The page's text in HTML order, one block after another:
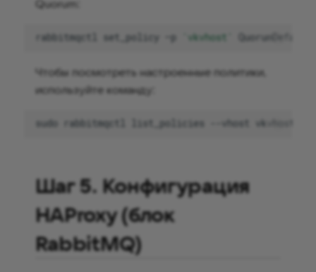
Quorum:
rabbitmqctl set_policy –p 'vkvhost' QuorumDefault
Чтобы посмотреть настроенные политики,
используйте команду:
sudo rabbitmqctl list_policies --vhost
Шаг 5. Конфигурация
HAProxy (блок
RabbitMQ)